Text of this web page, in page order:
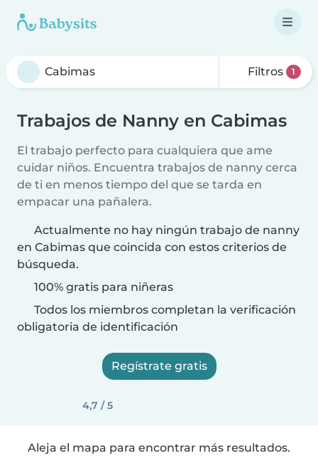
Filtros 1
Trabajos de Nanny en Cabimas
El trabajo perfecto para cualquiera que ame
cuidar niños. Encuentra trabajos de nanny cerca
de ti en menos tiempo del que se tarda en
empacar una pañalera.
Actualmente no hay ningún trabajo de nanny
en Cabimas que coincida con estos criterios de
búsqueda.
100% gratis para niñeras
Todos los miembros completan la verificación
obligatoria de identificación
Regístrate gratis
4,7 / 5
Aleja el mapa para encontrar más resultados.